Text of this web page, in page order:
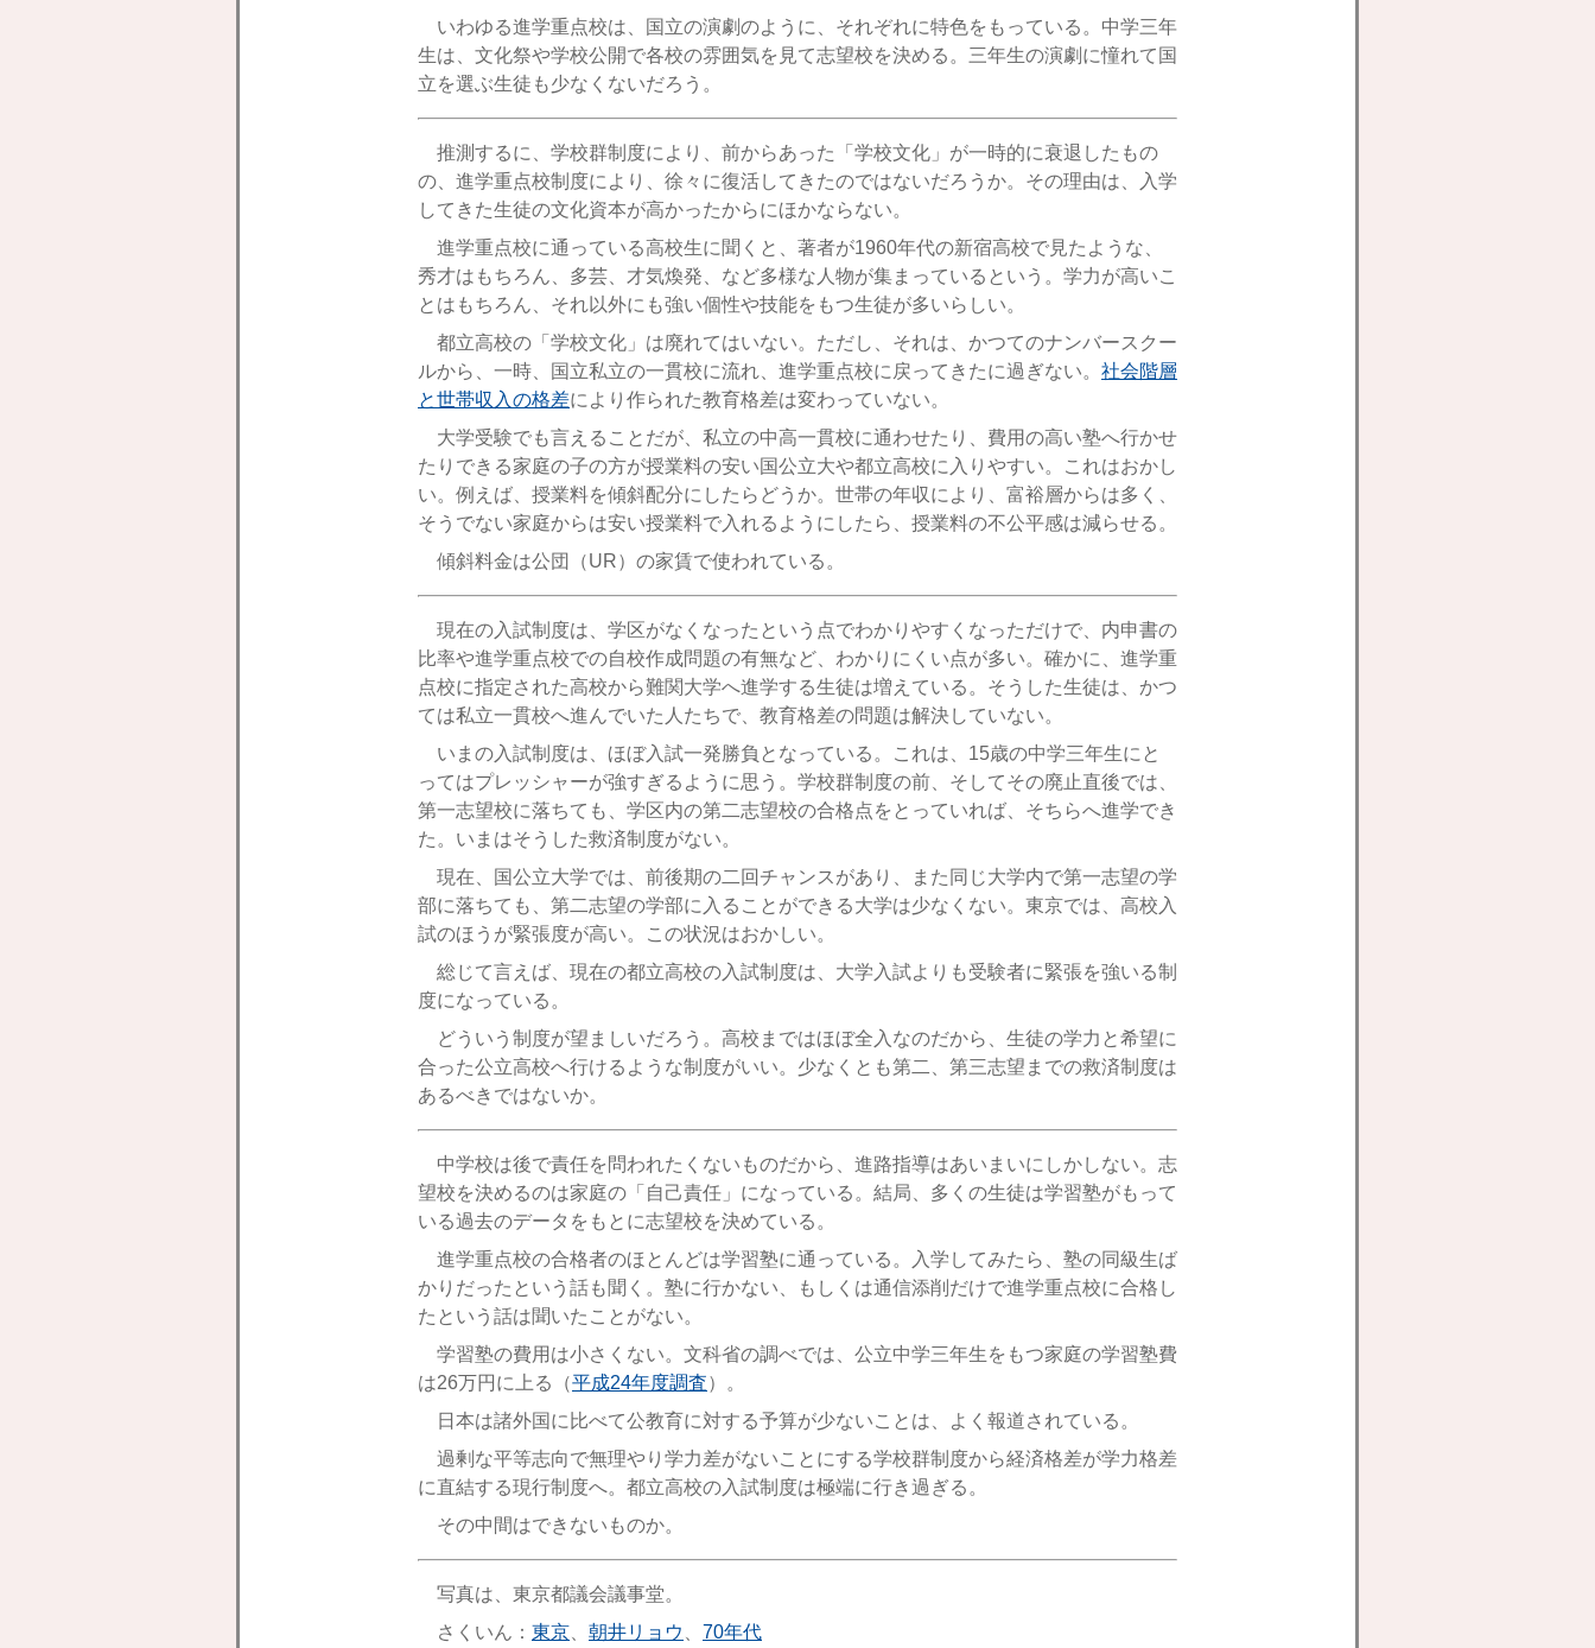
いわゆる進学重点校は、国立の演劇のように、それぞれに特色をもっている。中学三年
生は、文化祭や学校公開で各校の雰囲気を見て志望校を決める。三年生の演劇に憧れて国
立を選ぶ生徒も少なくないだろう。
推測するに、学校群制度により、前からあった「学校文化」が一時的に衰退したもの
の、進学重点校制度により、徐々に復活してきたのではないだろうか。その理由は、入学
してきた生徒の文化資本が高かったからにほかならない。
進学重点校に通っている高校生に聞くと、著者が1960年代の新宿高校で見たような、
秀才はもちろん、多芸、才気煥発、など多様な人物が集まっているという。学力が高いこ
とはもちろん、それ以外にも強い個性や技能をもつ生徒が多いらしい。
都立高校の「学校文化」は廃れてはいない。ただし、それは、かつてのナンバースクー
ルから、一時、国立私立の一貫校に流れ、進学重点校に戻ってきたに過ぎない。 社会階層
と世帯収入の格差により作られた教育格差は変わっていない。
大学受験でも言えることだが、私立の中高一貫校に通わせたり、費用の高い塾へ行かせ
たりできる家庭の子の方が授業料の安い国公立大や都立高校に入りやすい。これはおかし
い。例えば、授業料を傾斜配分にしたらどうか。世帯の年収により、富裕層からは多く、
そうでない家庭からは安い授業料で入れるようにしたら、授業料の不公平感は減らせる。
傾斜料金は公団（UR）の家賃で使われている。
現在の入試制度は、学区がなくなったという点でわかりやすくなっただけで、内申書の
比率や進学重点校での自校作成問題の有無など、わかりにくい点が多い。 確かに、進学重
点校に指定された高校から難関大学へ進学する生徒は増えている。そうした生徒は、かつ
ては私立一貫校へ進んでいた人たちで、教育格差の問題は解決していない。
いまの入試制度は、ほぼ入試一発勝負となっている。これは、15歳の中学三年生にと
ってはプレッシャーが強すぎるように思う。学校群制度の前、そしてその廃止直後では、
第一志望校に落ちても、学区内の第二志望校の合格点をとっていれば、そちらへ進学でき
た。いまはそうした救済制度がない。
現在、国公立大学では、前後期の二回チャンスがあり、また同じ大学内で第一志望の学
部に落ちても、第二志望の学部に入ることができる大学は少なくない。東京では、高校入
試のほうが緊張度が高い。この状況はおかしい。
総じて言えば、現在の都立高校の入試制度は、大学入試よりも受験者に緊張を強いる制
度になっている。
どういう制度が望ましいだろう。高校まではほぼ全入なのだから、生徒の学力と希望に
合った公立高校へ行けるような制度がいい。少なくとも第二、第三志望までの救済制度は
あるべきではないか。
中学校は後で責任を問われたくないものだから、進路指導はあいまいにしかしない。志
望校を決めるのは家庭の「自己責任」になっている。結局、多くの生徒は学習塾がもって
いる過去のデータをもとに志望校を決めている。
進学重点校の合格者のほとんどは学習塾に通っている。入学してみたら、塾の同級生ば
かりだったという話も聞く。塾に行かない、もしくは通信添削だけで進学重点校に合格し
たという話は聞いたことがない。
学習塾の費用は小さくない。文科省の調べでは、公立中学三年生をもつ家庭の学習塾費
は26万円に上る（平成24年度調査）。
日本は諸外国に比べて公教育に対する予算が少ないことは、よく報道されている。
過剰な平等志向で無理やり学力差がないことにする学校群制度から経済格差が学力格差
に直結する現行制度へ。都立高校の入試制度は極端に行き過ぎる。
その中間はできないものか。
写真は、東京都議会議事堂。
さくいん： 東京 朝井リョウ 70年代